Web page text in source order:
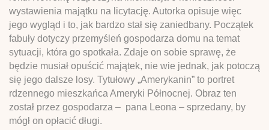
wystawienia majątku na licytację. Autorka opisuje więc
jego wygląd i to, jak bardzo stał się zaniedbany. Początek
fabuły dotyczy przemyśleń gospodarza domu na temat
sytuacji, która go spotkała. Zdaje on sobie sprawę, że
będzie musiał opuścić majątek, nie wie jednak, jak potoczą
się jego dalsze losy. Tytułowy „Amerykanin” to portret
rdzennego mieszkańca Ameryki Północnej. Obraz ten
został przez gospodarza – pana Leona – sprzedany, by
mógł on opłacić długi.